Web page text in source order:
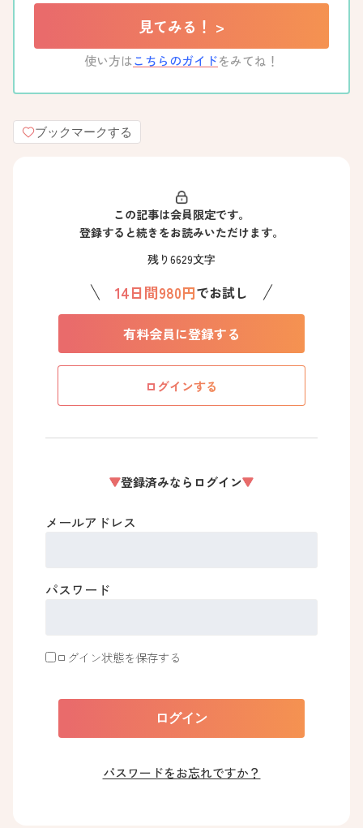
見てみる！ >
使い方はこちらのガイドをみてね！
ブックマークする
この記事は会員限定です。
登録すると続きをお読みいただけます。
残り6629文字
14日間980円でお試し
有料会員に登録する
ログインする
登録済みならログイン
メールアドレス
パスワード
ログイン状態を保存する
パスワードをお忘れですか？